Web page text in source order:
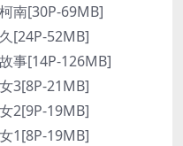
南[30P-69MB]
[24P-52MB]
事[14P-126MB]
3[8P-21MB]
2[9P-19MB]
1[8P-19MB]